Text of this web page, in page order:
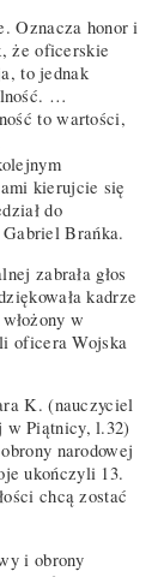
Oznacza honor i
że oficerskie
to jednak
…
to wartości,
kierujcie się
do
Brańka.
zabrała głos
kadrze
w
oficera Wojska
K. (nauczyciel
w Piątnicy, l.32)
narodowej
ukończyli 13.
chcą zostać
i obrony